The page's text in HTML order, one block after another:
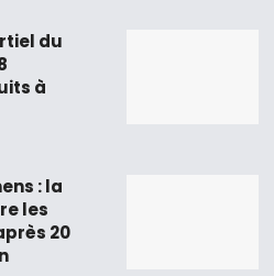
du
à
: la
les
20